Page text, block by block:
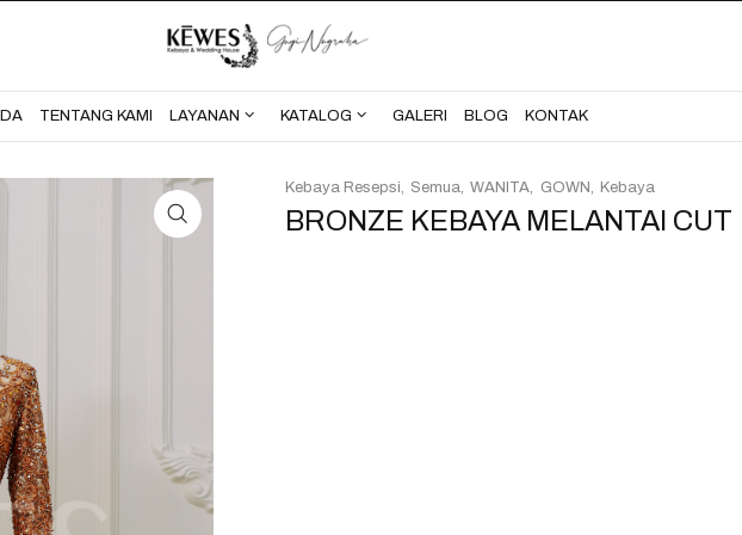
BERANDA
TENTANG KAMI LAYANAN KATALOG GALERI BLOG KONTAK
BRONZE KEBAYA MELANTAI CUT
Kebaya Resepsi Semua WANITA GOWN Kebaya